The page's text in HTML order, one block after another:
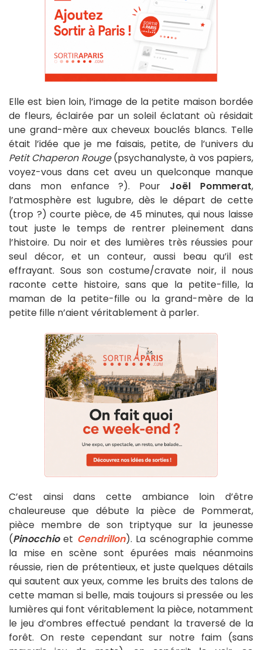
Elle est bien loin, l’image de la petite maison bordée
de fleurs, éclairée par un soleil éclatant où résidait
une grand-mère aux cheveux bouclés blancs. Telle
était l’idée que je me faisais, petite, de l’univers du
Petit Chaperon Rouge(psychanalyste, à vos papiers,
voyez-vous dans cet aveu un quelconque manque
dans mon enfance ?). Pour Joël Pommerat,
l’atmosphère est lugubre, dès le départ de cette
(trop ?) courte pièce, de 45 minutes, qui nous laisse
tout juste le temps de rentrer pleinement dans
l’histoire. Du noir et des lumières très réussies pour
seul décor, et un conteur, aussi beau qu’il est
effrayant. Sous son costume/cravate noir, il nous
raconte cette histoire, sans que la petite-fille, la
maman de la petite-fille ou la grand-mère de la
petite fille n’aient véritablement à parler.
C’est ainsi dans cette ambiance loin d’être
chaleureuse que débute la pièce de Pommerat,
pièce membre de son triptyque sur la jeunesse
(Pinocchioet Cendrillon). La scénographie comme
la mise en scène sont épurées mais néanmoins
réussie, rien de prétentieux, et juste quelques détails
qui sautent aux yeux, comme les bruits des talons de
cette maman si belle, mais toujours si pressée ou les
lumières qui font véritablement la pièce, notamment
le jeu d’ombres effectué pendant la traversé de la
forêt. On reste cependant sur notre faim (sans